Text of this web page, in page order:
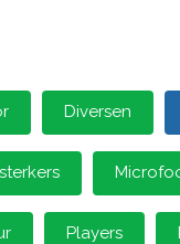
Diversen
Players